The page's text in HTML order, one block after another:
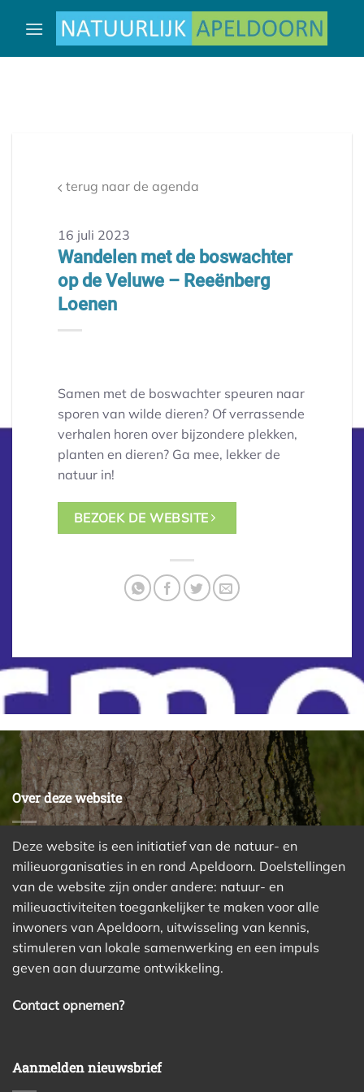
naar
terug naar de agenda
16 juli 2023
Wandelen met de boswachter
op de Veluwe – Reeënberg
Loenen
Samen met de boswachter speuren naar
sporen van wilde dieren? Of verrassende
verhalen horen over bijzondere plekken,
planten en dieren? Ga mee, lekker de
natuur in!
BEZOEK DE WEBSITE
Over deze website
Deze website is een initiatief van de natuur- en
milieuorganisaties in en rond Apeldoorn. Doelstellingen
van de website zijn onder andere: natuur- en
milieuactiviteiten toegankelijker te maken voor alle
inwoners van Apeldoorn, uitwisseling van kennis,
stimuleren van lokale samenwerking en een impuls
geven aan duurzame ontwikkeling.
Contact opnemen?
Aanmelden nieuwsbrief